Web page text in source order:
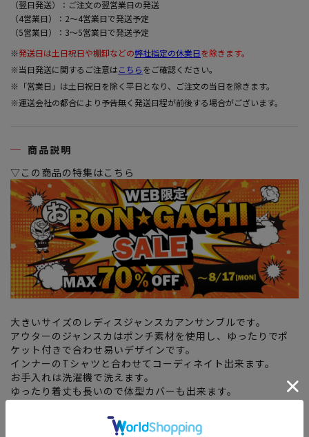
（翌日発送）：ご注文の翌営業日の発送
（4営業日）：2～4営業日で発送予定
（5営業日）：3～5営業日で発送予定
※発送日は土日祝日や棚卸などの弊社指定の休業日を除きます。
※当日発送に関するご注意はこちらをご確認ください。
※「営業日」は土日祝日を除く平日となり、ご注文の当日を除きます。
※運送会社の都合により予告無く発送日程が前後する場合がございます。
商品説明
▽この商品の特集はこちら
大きいサイズのレディスジャンスカアンサンブルです。
アウターのジャンスカはポンチ素材を使用し、ゆったりでポ
ケット付きで合わせ易いデザインです。
インナーのTシャツと合わせてコーディネイト出来ます。
お手入れは洗濯機で洗えます。
ゆったり着丈も長いので体型カバーも出来ます。
・着心地が良いインナー天竺素材、アウターポンチ素材